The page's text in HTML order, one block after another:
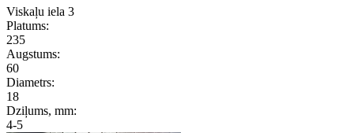
Viskaļu iela 3
Platums:
235
Augstums:
60
Diametrs:
18
Dziļums, mm:
4-5